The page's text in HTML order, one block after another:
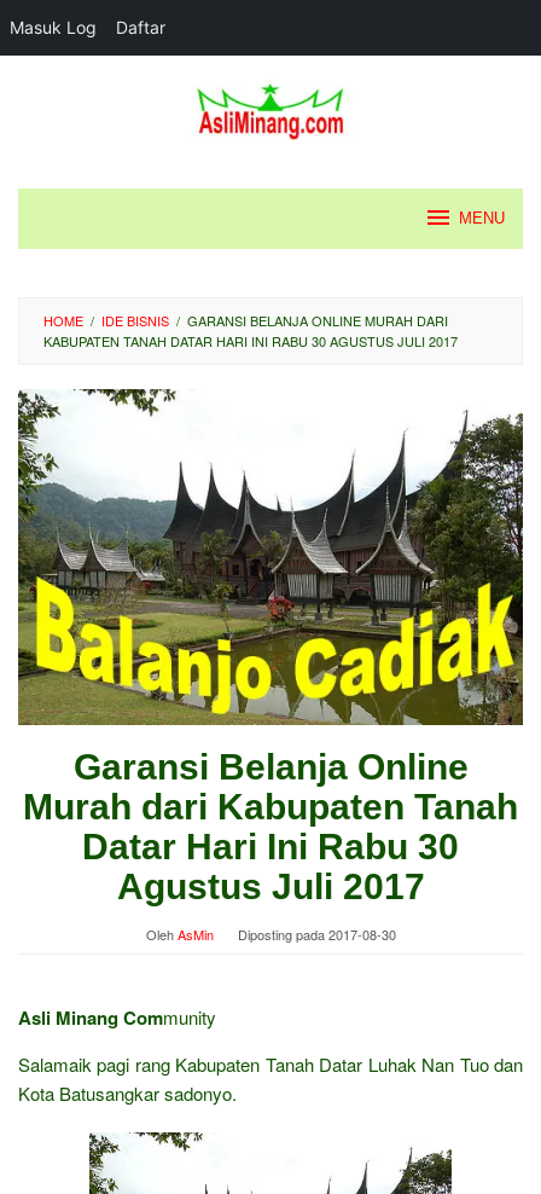
Masuk Log Daftar
MENU
HOME / IDE BISNIS / GARANSI BELANJA ONLINE MURAH DARI
KABUPATEN TANAH DATAR HARI INI RABU 30 AGUSTUS JULI 2017
Garansi Belanja Online
Murah dari Kabupaten Tanah
Datar Hari Ini Rabu 30
Agustus Juli 2017
OlehAsMin Diposting pada2017-08-30
Asli Minang Community
Salamaik pagi rang Kabupaten Tanah Datar Luhak Nan Tuo dan
Kota Batusangkar sadonyo.